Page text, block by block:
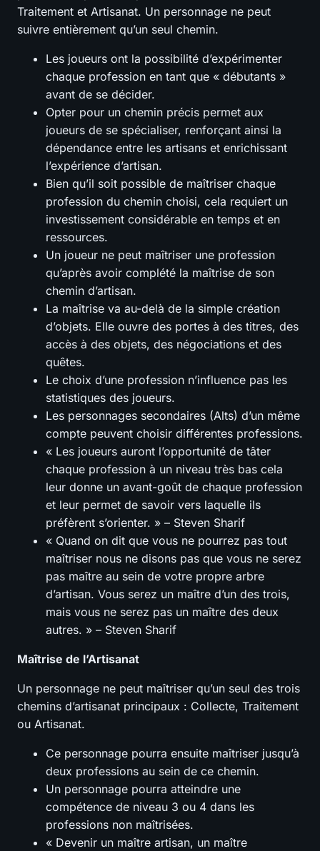
Traitement et Artisanat. Un personnage ne peut
suivre entièrement qu’un seul chemin.
Les joueurs ont la possibilité d’expérimenter
chaque profession en tant que « débutants »
avant de se décider.
Opter pour un chemin précis permet aux
joueurs de se spécialiser, renforçant ainsi la
dépendance entre les artisans et enrichissant
l’expérience d’artisan.
Bien qu’il soit possible de maîtriser chaque
profession du chemin choisi, cela requiert un
investissement considérable en temps et en
ressources.
Un joueur ne peut maîtriser une profession
qu’après avoir complété la maîtrise de son
chemin d’artisan.
La maîtrise va au-delà de la simple création
d’objets. Elle ouvre des portes à des titres, des
accès à des objets, des négociations et des
quêtes.
Le choix d’une profession n’influence pas les
statistiques des joueurs.
Les personnages secondaires (Alts) d’un même
compte peuvent choisir différentes professions.
« Les joueurs auront l’opportunité de tâter
chaque profession à un niveau très bas cela
leur donne un avant-goût de chaque profession
et leur permet de savoir vers laquelle ils
préfèrent s’orienter. » – Steven Sharif
« Quand on dit que vous ne pourrez pas tout
maîtriser nous ne disons pas que vous ne serez
pas maître au sein de votre propre arbre
d’artisan. Vous serez un maître d’un des trois,
mais vous ne serez pas un maître des deux
autres. » – Steven Sharif
Maîtrise de l’Artisanat
Un personnage ne peut maîtriser qu’un seul des trois
chemins d’artisanat principaux : Collecte, Traitement
ou Artisanat.
Ce personnage pourra ensuite maîtriser jusqu’à
deux professions au sein de ce chemin.
Un personnage pourra atteindre une
compétence de niveau 3 ou 4 dans les
professions non maîtrisées.
« Devenir un maître artisan, un maître